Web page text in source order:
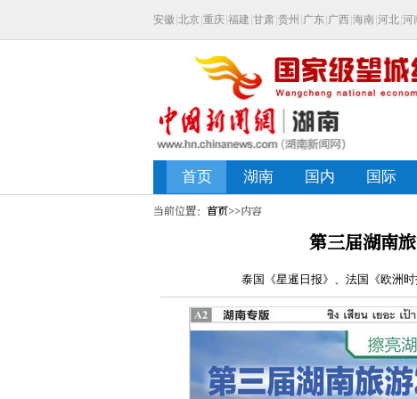
当前位置： 首页>>内容
第三届湖南
泰国《星暹日报》、法国《欧洲